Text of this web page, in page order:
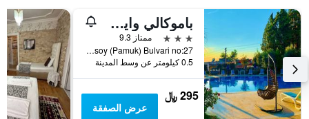
باموكالي وايت هيفين سويت هوتل
3 نجوم
ممتاز 9.3
Pamukkale Mahallesi Mehmet Akif Ersoy (Pamuk) Bulvari no:27, باموكال, تركيا
0.5 كيلومتر عن وسط المدينة
295 ﷼
عرض الصفقة